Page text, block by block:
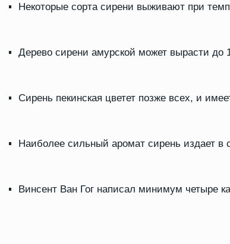
Некоторые сорта сирени выживают при
Дерево сирени амурской может вырасти до
Сирень пекинская цветет позже всех, и
Наиболее сильный аромат сирень издает в
Винсент Ван Гог написал минимум четыре